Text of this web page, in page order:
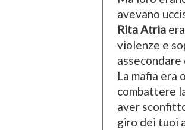
avevano
Rita Atria
violenze e
La mafia era
combattere
aver
giro dei tuoi